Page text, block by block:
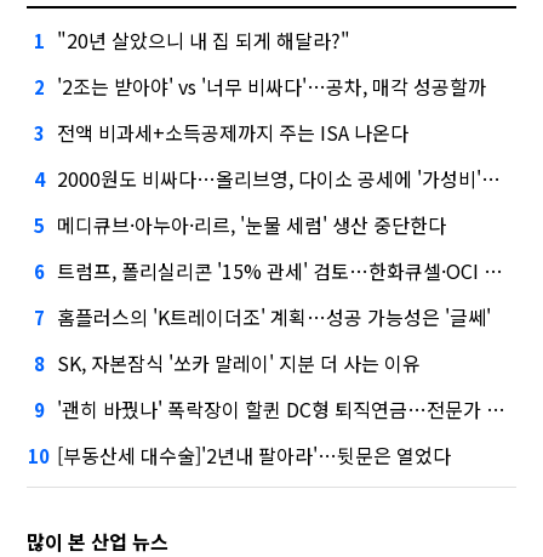
1 "20년 살았으니 내 집 되게 해달라?"
2 '2조는 받아야' vs '너무 비싸다'…공차, 매각 성공할까
3 전액 비과세+소득공제까지 주는 ISA 나온다
4 2000원도 비싸다…올리브영, 다이소 공세에 '가성비'로 맞불
5 메디큐브·아누아·리르, '눈물 세럼' 생산 중단한다
6 트럼프, 폴리실리콘 '15% 관세' 검토…한화큐셀·OCI 영향은?
7 홈플러스의 'K트레이더조' 계획…성공 가능성은 '글쎄'
8 SK, 자본잠식 '쏘카 말레이' 지분 더 사는 이유
9 '괜히 바꿨나' 폭락장이 할퀸 DC형 퇴직연금…전문가 조언은
10 [부동산세 대수술]'2년내 팔아라'…뒷문은 열었다
많이 본 산업 뉴스